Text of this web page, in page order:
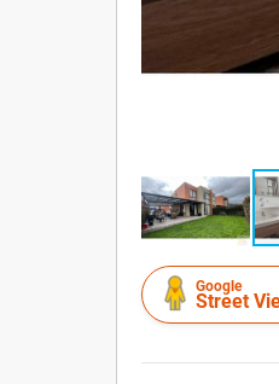
Google
Street